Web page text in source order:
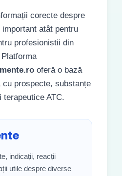
corecte despre
atât pentru
profesioniștii din
oferă o bază
cu prospecte, substanțe
ATC.
indicații, reacții
utile despre diverse